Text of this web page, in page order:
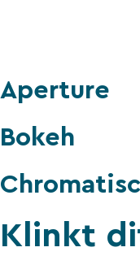
Aperture
Bokeh
Klinkt